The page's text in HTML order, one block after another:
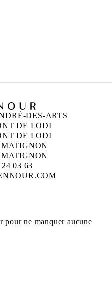
DES-ARTS
DE LODI
DE LODI
03 63
pour ne manquer aucune